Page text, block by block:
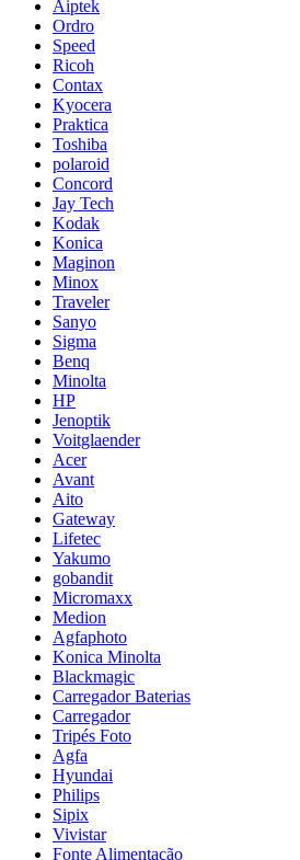
Aiptek
Ordro
Speed
Ricoh
Contax
Kyocera
Praktica
Toshiba
polaroid
Concord
Jay Tech
Kodak
Konica
Maginon
Minox
Traveler
Sanyo
Sigma
Benq
Minolta
HP
Jenoptik
Voitglaender
Acer
Avant
Aito
Gateway
Lifetec
Yakumo
gobandit
Micromaxx
Medion
Agfaphoto
Konica Minolta
Blackmagic
Carregador Baterias
Carregador
Tripés Foto
Agfa
Hyundai
Philips
Sipix
Vivistar
Fonte Alimentação